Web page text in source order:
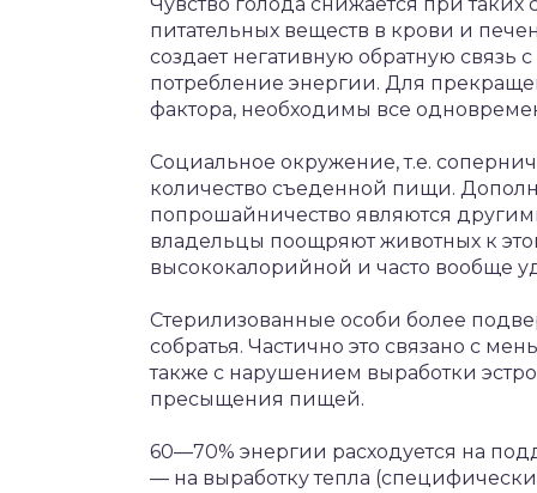
питательных веществ в крови и
создает негативную обратную связь
потребление энергии. Для
фактора, необходимы все
Социальное окружение, т.е.
количество съеденной пищи.
попрошайничество являются
владельцы поощряют животных к
высококалорийной и часто вообще
Стерилизованные особи более
собратья. Частично это связано с
также с нарушением выработки
пресыщения пищей.
60—70% энергии расходуется на
— на выработку тепла